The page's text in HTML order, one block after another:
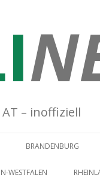
– inoffiziell
BRANDENBURG
WESTFALEN